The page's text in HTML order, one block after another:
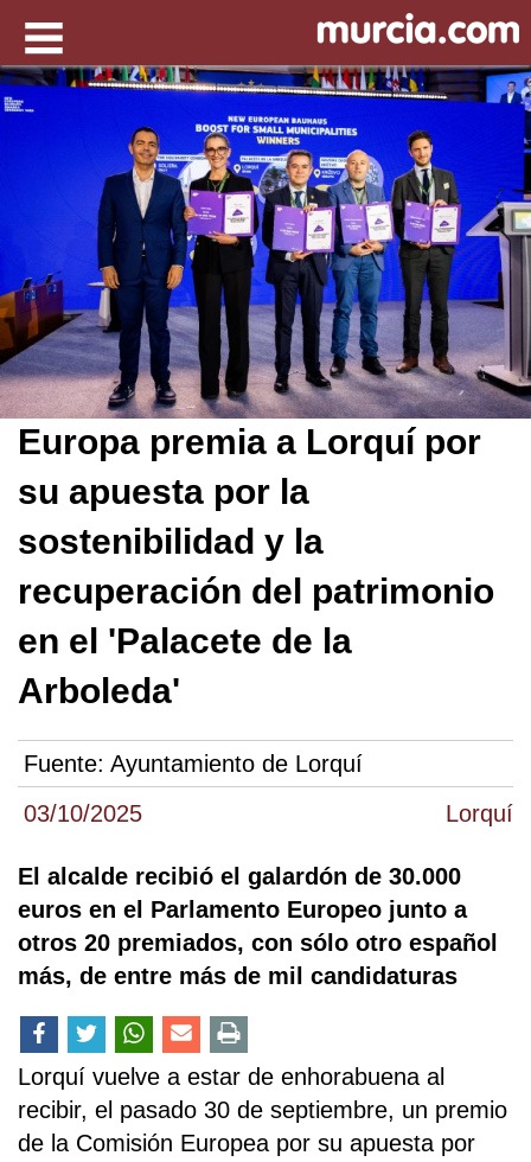
03/10/2025 Lorquí
Europa premia a Lorquí por
su apuesta por la
sostenibilidad y la
recuperación del patrimonio
en el 'Palacete de la
Arboleda'
Fuente: Ayuntamiento de Lorquí
El alcalde recibió el galardón de 30.000
euros en el Parlamento Europeo junto a
otros 20 premiados, con sólo otro español
más, de entre más de mil candidaturas
Lorquí vuelve a estar de enhorabuena al
recibir, el pasado 30 de septiembre, un premio
de la Comisión Europea por su apuesta por